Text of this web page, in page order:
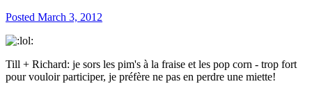
Posted March 3, 2012
Till + Richard: je sors les pim's à la fraise et les pop corn - trop fort
pour vouloir participer, je préfère ne pas en perdre une miette!